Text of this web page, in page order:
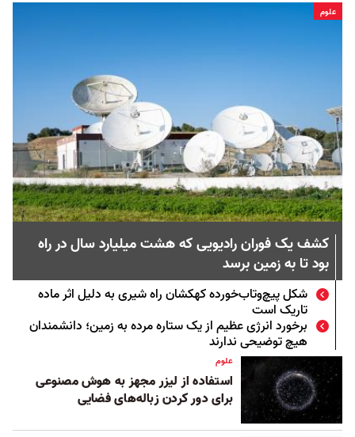
علوم
کشف یک فوران رادیویی که هشت میلیارد سال در راه
بود تا به زمین برسد
شکل پیچ‌وتاب‌خورده کهکشان راه شیری به دلیل اثر ماده
تاریک است
برخورد انرژی عظیم از یک ستاره مرده به زمین؛ دانشمندان
هیچ توضیحی ندارند
علوم
استفاده از لیزر مجهز به هوش مصنوعی
برای دور کردن زباله‌های فضایی